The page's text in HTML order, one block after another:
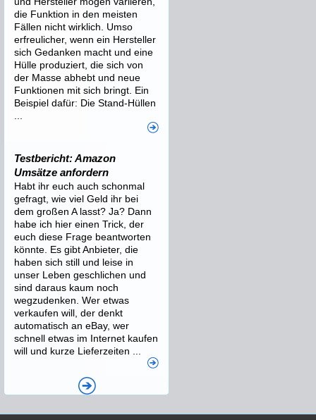
die Funktion in den meisten
Fällen nicht wirklich. Umso
erfreulicher, wenn ein Hersteller
sich Gedanken macht und eine
Hülle produziert, die sich von
der Masse abhebt und neue
Funktionen mit sich bringt. Ein
Beispiel dafür: Die Stand-Hüllen
Testbericht: Amazon
Umsätze anfordern
Habt ihr euch auch schonmal
gefragt, wie viel Geld ihr bei
dem großen A lasst? Ja? Dann
habe ich hier einen Trick, der
euch diese Frage beantworten
könnte. Es gibt Anbieter, die
haben sich still und leise in
unser Leben geschlichen und
sind daraus kaum noch
wegzudenken. Wer etwas
verkaufen will, der denkt
automatisch an eBay, wer
schnell etwas im Internet kaufen
will und kurze Lieferzeiten ...